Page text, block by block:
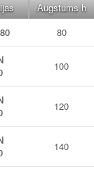
Augstums h
80
100
120
140